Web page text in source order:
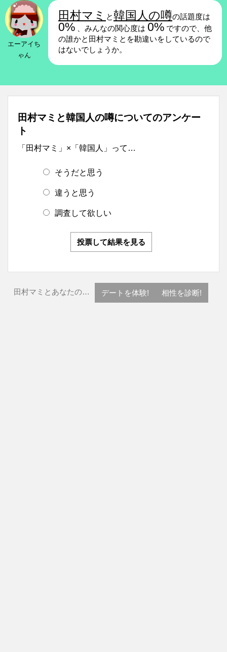
エーアイち
ゃん
田村マミ と韓国人の噂の話題度は
0% 、みんなの関心度は 0% ですので、他
の誰かと田村マミとを勘違いをしているので
はないでしょうか。
田村マミと韓国人の噂についてのアンケー
ト
「田村マミ」×「韓国人」って…
そうだと思う
違うと思う
調査して欲しい
投票して結果を見る
田村マミとあなたの… デートを体験! 相性を診断!